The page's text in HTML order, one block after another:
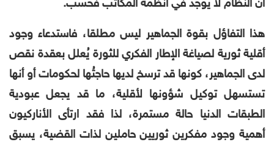
أن النظام لا يوجد في أنظمة المكاتب فحسب.
هذا التفاؤل بقوة الجماهير ليس مطلقا، فاستدعاء وجود
أقلية ثورية لصياغة الإطار الفكري للثورة يُعلل بعقدة نقص
لدى الجماهير، كونها قد ترسخ لديها حاجتُها لحكومات أو أنها
تستسهل توكيل شؤونها لأقلية، ما قد يجعل عبودية
الطبقات الدنيا حالة مستمرة، لذا فقد ارتأى الأناركيون
أهمية وجود مفكرين ثوريين حاملين لذات القضية، يسبق